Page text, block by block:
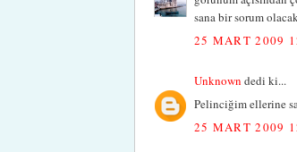
sana bir sorum
25 MART 2009
Unknown dedi ki...
Pelinciğim ellerine
25 MART 2009